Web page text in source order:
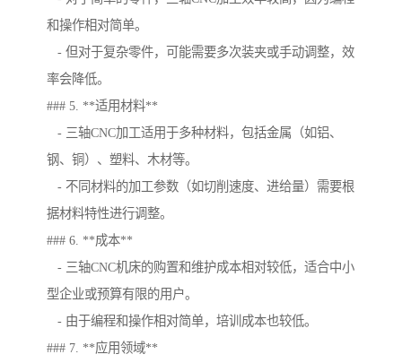
和操作相对简单。
- 但对于复杂零件，可能需要多次装夹或手动调整，效
率会降低。
### 5. **适用材料**
- 三轴CNC加工适用于多种材料，包括金属（如铝、
钢、铜）、塑料、木材等。
- 不同材料的加工参数（如切削速度、进给量）需要根
据材料特性进行调整。
### 6. **成本**
- 三轴CNC机床的购置和维护成本相对较低，适合中小
型企业或预算有限的用户。
- 由于编程和操作相对简单，培训成本也较低。
### 7. **应用领域**